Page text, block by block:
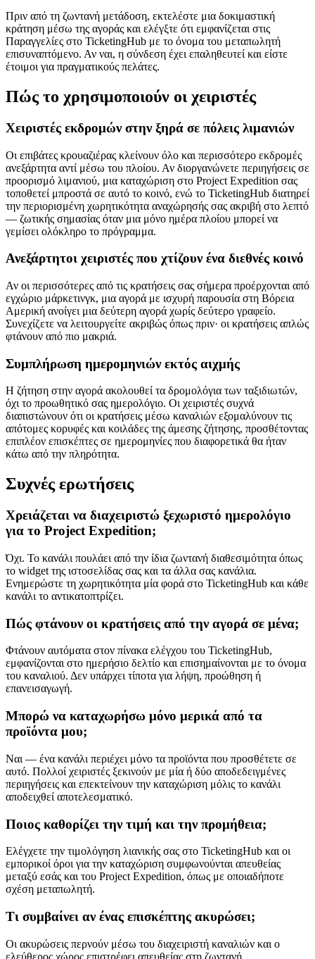
Πριν από τη ζωντανή μετάδοση, εκτελέστε μια δοκιμαστική
κράτηση μέσω της αγοράς και ελέγξτε ότι εμφανίζεται στις
Παραγγελίες στο TicketingHub με το όνομα του μεταπωλητή
επισυναπτόμενο. Αν ναι, η σύνδεση έχει επαληθευτεί και είστε
έτοιμοι για πραγματικούς πελάτες.
Πώς το χρησιμοποιούν οι χειριστές
Χειριστές εκδρομών στην ξηρά σε πόλεις λιμανιών
Οι επιβάτες κρουαζιέρας κλείνουν όλο και περισσότερο εκδρομές
ανεξάρτητα αντί μέσω του πλοίου. Αν διοργανώνετε περιηγήσεις σε
προορισμό λιμανιού, μια καταχώριση στο Project Expedition σας
τοποθετεί μπροστά σε αυτό το κοινό, ενώ το TicketingHub διατηρεί
την περιορισμένη χωρητικότητα αναχώρησής σας ακριβή στο λεπτό
— ζωτικής σημασίας όταν μια μόνο ημέρα πλοίου μπορεί να
γεμίσει ολόκληρο το πρόγραμμα.
Ανεξάρτητοι χειριστές που χτίζουν ένα διεθνές κοινό
Αν οι περισσότερες από τις κρατήσεις σας σήμερα προέρχονται από
εγχώριο μάρκετινγκ, μια αγορά με ισχυρή παρουσία στη Βόρεια
Αμερική ανοίγει μια δεύτερη αγορά χωρίς δεύτερο γραφείο.
Συνεχίζετε να λειτουργείτε ακριβώς όπως πριν· οι κρατήσεις απλώς
φτάνουν από πιο μακριά.
Συμπλήρωση ημερομηνιών εκτός αιχμής
Η ζήτηση στην αγορά ακολουθεί τα δρομολόγια των ταξιδιωτών,
όχι το προωθητικό σας ημερολόγιο. Οι χειριστές συχνά
διαπιστώνουν ότι οι κρατήσεις μέσω καναλιών εξομαλύνουν τις
απότομες κορυφές και κοιλάδες της άμεσης ζήτησης, προσθέτοντας
επιπλέον επισκέπτες σε ημερομηνίες που διαφορετικά θα ήταν
κάτω από την πληρότητα.
Συχνές ερωτήσεις
Χρειάζεται να διαχειριστώ ξεχωριστό ημερολόγιο
για το Project Expedition;
Όχι. Το κανάλι πουλάει από την ίδια ζωντανή διαθεσιμότητα όπως
το widget της ιστοσελίδας σας και τα άλλα σας κανάλια.
Ενημερώστε τη χωρητικότητα μία φορά στο TicketingHub και κάθε
κανάλι το αντικατοπτρίζει.
Πώς φτάνουν οι κρατήσεις από την αγορά σε μένα;
Φτάνουν αυτόματα στον πίνακα ελέγχου του TicketingHub,
εμφανίζονται στο ημερήσιο δελτίο και επισημαίνονται με το όνομα
του καναλιού. Δεν υπάρχει τίποτα για λήψη, προώθηση ή
επανεισαγωγή.
Μπορώ να καταχωρήσω μόνο μερικά από τα
προϊόντα μου;
Ναι — ένα κανάλι περιέχει μόνο τα προϊόντα που προσθέτετε σε
αυτό. Πολλοί χειριστές ξεκινούν με μία ή δύο αποδεδειγμένες
περιηγήσεις και επεκτείνουν την καταχώριση μόλις το κανάλι
αποδειχθεί αποτελεσματικό.
Ποιος καθορίζει την τιμή και την προμήθεια;
Ελέγχετε την τιμολόγηση λιανικής σας στο TicketingHub και οι
εμπορικοί όροι για την καταχώριση συμφωνούνται απευθείας
μεταξύ εσάς και του Project Expedition, όπως με οποιαδήποτε
σχέση μεταπωλητή.
Τι συμβαίνει αν ένας επισκέπτης ακυρώσει;
Οι ακυρώσεις περνούν μέσω του διαχειριστή καναλιών και ο
ελεύθερος χώρος επιστρέφει απευθείας στη ζωντανή